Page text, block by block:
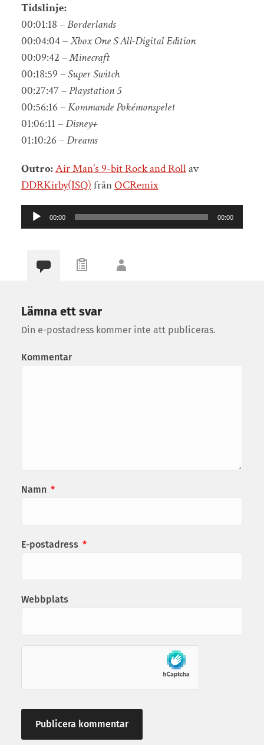
Tidslinje:
00:01:18 –Borderlands
00:04:04 –Xbox One S All-Digital Edition
00:09:42 –Minecraft
00:18:59 –Super Switch
00:27:47 –Playstation 5
00:56:16 –Kommande Pokémonspelet
01:06:11 –Disney+
01:10:26 –Dreams
Outro:Air Man’s 9-bit Rock and Rollav
DDRKirby(ISQ) frånOCRemix
Ljudspelare
00:00 00:00
Lämna ett svar
Din e-postadress kommer inte att publiceras.
Kommentar
Namn *
E-postadress *
Webbplats